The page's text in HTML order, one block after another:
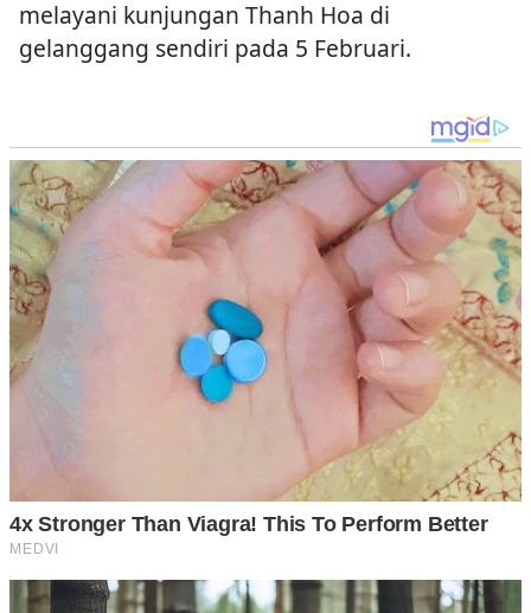
melayani kunjungan Thanh Hoa di
gelanggang sendiri pada 5 Februari.